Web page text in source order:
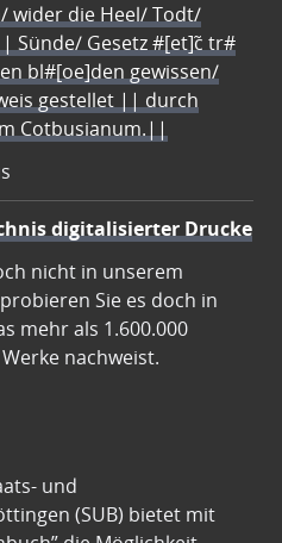
wider die Heel/ Todt/
Sünde/ Gesetz #[et]c̃ tr#
bl#[oe]den gewissen/
gestellet || durch
Cotbusianum.||
digitalisierter Drucke
nicht in unserem
Sie es doch in
mehr als 1.600.000
nachweist.
und
(SUB) bietet mit